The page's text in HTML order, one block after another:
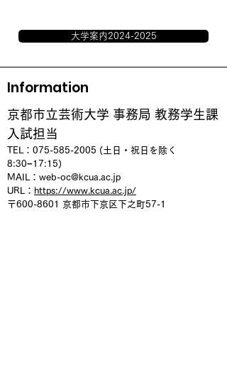
大学案内2024-2025
Information
京都市立芸術大学 事務局 教務学生課
入試担当
TEL：075-585-2005 (土日・祝日を除く
8:30−17:15)
MAIL： web-oc@kcua.ac.jp
URL： https://www.kcua.ac.jp/
〒600-8601
京都市下京区下之町57-1